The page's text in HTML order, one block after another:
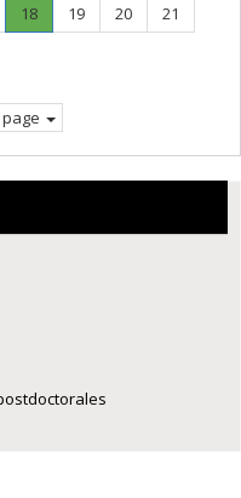
Page
18.
Page
Page
19 Page
20 Page
21